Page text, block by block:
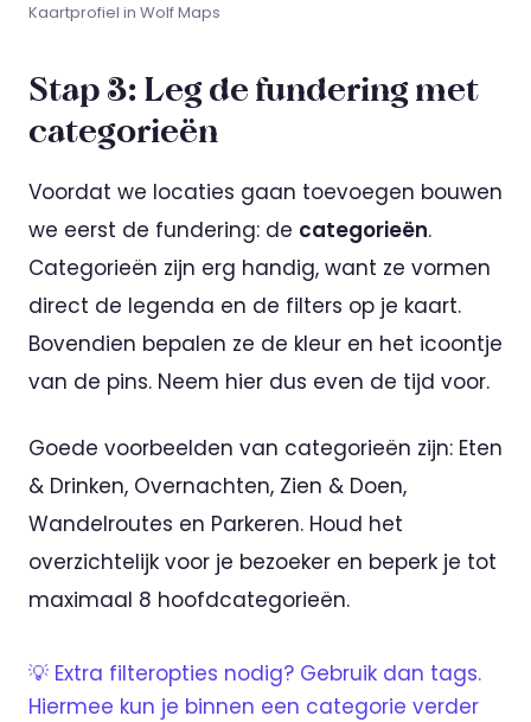
Kaartprofiel in Wolf Maps
Stap 3: Leg de fundering met
categorieën
Voordat we locaties gaan toevoegen bouwen
we eerst de fundering: de categorieën.
Categorieën zijn erg handig, want ze vormen
direct de legenda en de filters op je kaart.
Bovendien bepalen ze de kleur en het icoontje
van de pins. Neem hier dus even de tijd voor.
Goede voorbeelden van categorieën zijn: Eten
& Drinken, Overnachten, Zien & Doen,
Wandelroutes en Parkeren. Houd het
overzichtelijk voor je bezoeker en beperk je tot
maximaal 8 hoofdcategorieën.
💡 Extra filteropties nodig? Gebruik dan tags.
Hiermee kun je binnen een categorie verder